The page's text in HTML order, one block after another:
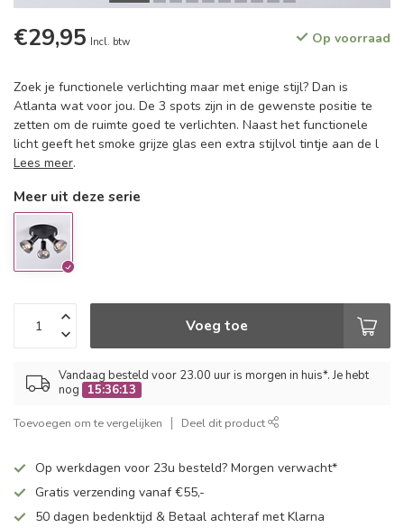
€29,95 Incl. btw Op voorraad
Zoek je functionele verlichting maar met enige stijl? Dan is
Atlanta wat voor jou. De 3 spots zijn in de gewenste positie te
zetten om de ruimte goed te verlichten. Naast het functionele
licht geeft het smoke grijze glas een extra stijlvol tintje aan de l
Lees meer.
Meer uit deze serie
Voeg toe
Vandaag besteld voor 23.00 uur is morgen in huis*. Je hebt
nog
15:36:13
Toevoegen om te vergelijken Deel dit product
Op werkdagen voor 23u besteld? Morgen verwacht*
Gratis verzending vanaf €55,-
50 dagen bedenktijd & Betaal achteraf met Klarna